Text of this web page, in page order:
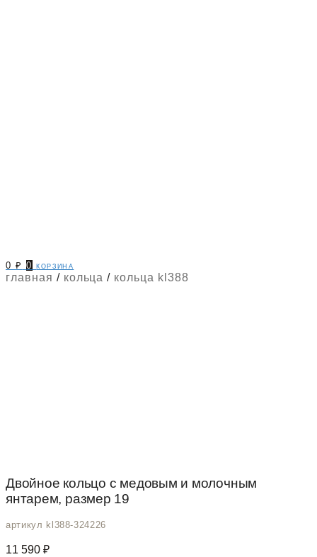
0₽ 0 корзина
главная / кольца / кольца kl388
Двойное кольцо с медовым и молочным
янтарем, размер 19
артикул kl388-324226
11 590 ₽